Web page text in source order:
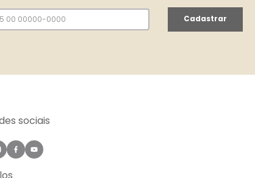
Cadastrar
sociais